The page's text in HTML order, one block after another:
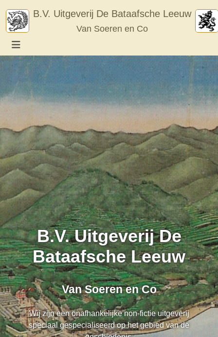
content
B.V. Uitgeverij De Bataafsche Leeuw
Van Soeren en Co
B.V. Uitgeverij De
Bataafsche Leeuw
Van Soeren en Co
Wij zijn een onafhankelijke non-fictie uitgeverij
speciaal gespecialiseerd op het gebied van de